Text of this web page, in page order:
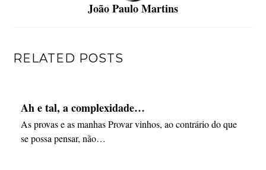
João Paulo Martins
RELATED POSTS
Ah e tal, a complexidade…
As provas e as manhas Provar vinhos, ao contrário do que
se possa pensar, não…